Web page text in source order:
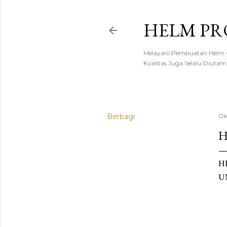
HELM
Melayani Pembuatan Helm
Kualitas Juga Selalu
Berbagi